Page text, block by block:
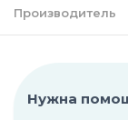
Производитель
Нужна